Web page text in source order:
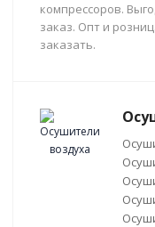
компрессоров.
заказ. Опт и
заказать.